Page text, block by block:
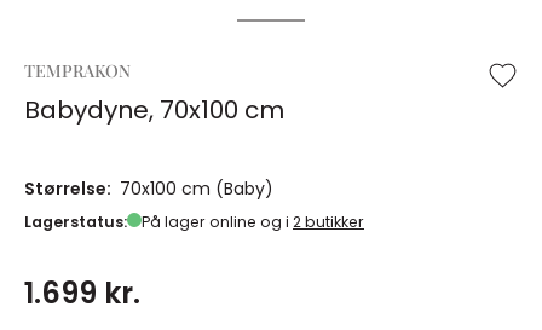
TEMPRAKON
Babydyne, 70x100 cm
Størrelse: 70x100 cm (Baby)
Lagerstatus: På lager online og i 2 butikker
1.699 kr.